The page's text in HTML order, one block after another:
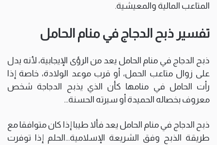
المتاعب المالية والمعيشية.
تفسير ذبح الدجاج في منام الحامل
ذبح الدجاج في منام الحامل يعد من الرؤى الإيجابية، لأنه يدل
على زوال متاعب الحمل، أو قرب موعد الولادة، خاصة إذا
رأت الحامل في منامها كأن الذي يذبح الدجاجة شخص
معروف بخصاله الحميدة أو سيرته الحسنة…
ذبح الدجاج في منام الحامل يعد فألا طيبا إذا كان متوافقا مع
طريقة الذبح وفق الشريعة الإسلامية…الحلم إذا توفرت